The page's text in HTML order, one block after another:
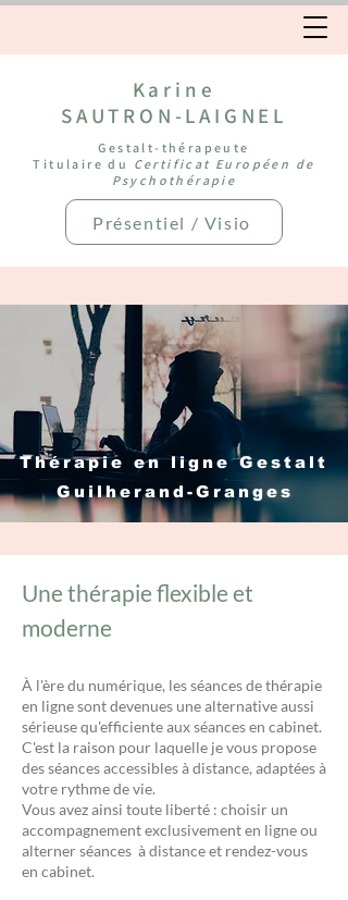
Karine
SAUTRON-LAIGNEL
Gestalt-thérapeute
Titulaire du Certificat Européen de
Psychothérapie
Présentiel / Visio
Thérapie en ligne Gestalt
Guilherand-Granges
Une thérapie flexible et
moderne
À l'ère du numérique, les séances de thérapie
en ligne sont devenues une alternative aussi
sérieuse qu'efficiente aux séances en cabinet.
C'est la raison pour laquelle je vous propose
des séances accessibles à distance, adaptées à
votre rythme de vie.
Vous avez ainsi toute liberté : choisir un
accompagnement exclusivement en ligne ou
alterner séances à distance et rendez-vous
en cabinet.